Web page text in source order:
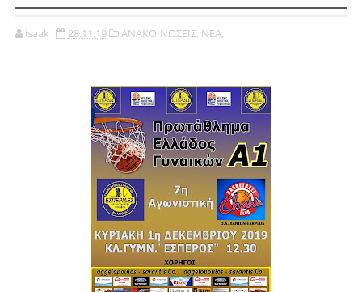
isaak 28.11.19 ΑΝΑΚΟΙΝΩΣΕΙΣ, ΝΕΑ,